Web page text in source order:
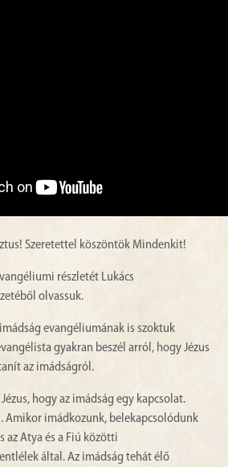
Szeretettel köszöntök Mindenkit!
részletét Lukács
olvassuk.
evangéliumának is szoktuk
gyakran beszél arról, hogy Jézus
az imádságról.
hogy az imádság egy kapcsolat.
Amikor imádkozunk, belekapcsolódunk
az Atya és a Fiú közötti
által. Az imádság tehát élő